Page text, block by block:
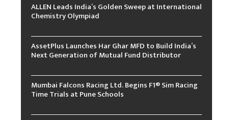
ALLEN Leads India’s Golden Sweep at International
Chemistry Olympiad
AssetPlus Launches Har Ghar MFD to Build India’s
Next Generation of Mutual Fund Distributor
Mumbai Falcons Racing Ltd. Begins F1® Sim Racing
Time Trials at Pune Schools